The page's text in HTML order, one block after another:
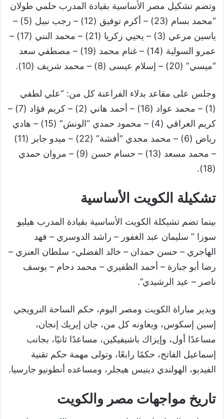
وتضم تشكيل مصر الأساسية بقيادة المدرب حلمي طولان
“محمد بسام (23) – أكرم توفيق (12) – رجب نبيل (5) –
ياسين مرعي (3) – يحيي زكريا (21) – محمد النني (17) –
عمرو السولية (14) – غنام محمد (19) – مصطفي سعد
“ميسي” (20) – إسلام عيسى (8) – محمد شريف (10).
وجلس على مقاعد بدلاء الفراعنة كل من: “علي لطفي
(1) – محمد عواد (16) – أحمد هاني (2) – كريم فؤاد (7) –
كريم العراقي (4) – محمود حمدي “الونش” (15) – هادي
رياض (6) – محمد مجدي “أفشة” (22) – ميدو جابر (11)
– محمد مسعد (13) – حسام حسن (9) – مروان حمدي
(18).
تشكيلة الكويت الأساسية
بينما تضم تشيكلة الكويت الأساسية بقيادة المدرب هيليو
سوزا ” سليمان عبد الغفور – راشد الدوسري – فهد
الهاجري – حسن حمدان – خالد الفضلي- سلطان العنزي –
رضا أبو جبارة – أحمد الظفيري – محمد دحام – يوسف
ناصر – عيد الرشيدي”.
ويدير مباراة الكويت ومصر اليوم، حكم الساحة النرويجي
إسبن إسكوس، ويعاونه كل من، جان إيريك إنجان،
مساعدًا أول، وإيزاك باشيفيكين، مساعدًا ثانيًا، بجانب
إسماعيل الفاتح، حكمًا رابعًا، وتولى مهمة حكم تقنية
الفيديو، الهولندي دينيس هيجلر، ومساعده أنطونيو جارسيا.
تاريخ مواجهات مصر والكويت